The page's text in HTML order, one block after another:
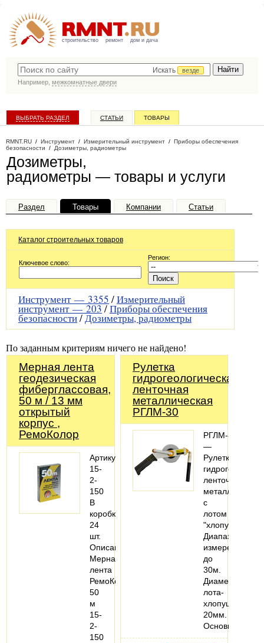
строительство ремонт дом и дача
Искать
везде
Например, межкомнатные двери
ВЫБРАТЬ РАЗДЕЛ СТАТЬИ ТОВАРЫ
RMNT.RU / Инструмент / Измерительный инструмент / Приборы обеспечения
безопасности / Дозиметры, радиометры
Дозиметры,
радиометры — товары и услуги
Раздел Товары Компании Статьи
Каталог строительных товаров
Ключевое слово:
Регион:
Инструмент — 3355 /Измерительный
инструмент —203/Приборы обеспечения
безопасности/Дозиметры, радиометры
По заданным критериям ничего не найдено!
Мерная лента
геодезическая
фиберглассовая,
50 м / 13 мм
открытый
корпус ,
РемоКолор
Артикул:
15-
2-
150
В
коробке:
24
шт.
Описание:
Мерная
лента
РемоКолор
50
м
15-
2-
150
Рулетка
гидрогеологическая
ленточная
металлическая
РГЛМ-30
РГЛМ-30
—
Рулетка
ленточная
металлическая
с
лотом
"хлопушкой".
Диапазон
измерений
до
30м.
Диаметр
лота-
хлопушки
20мм.
Основные…